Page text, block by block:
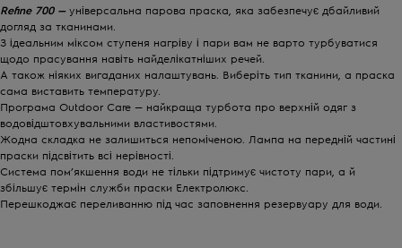
Refine 700 —універсальна парова праска, яка забезпечує дбайливий
догляд за тканинами.
З ідеальним міксом ступеня нагріву і пари вам не варто турбуватися
щодо прасування навіть найделікатніших речей.
А також ніяких вигаданих налаштувань. Виберіть тип тканини, а праска
сама виставить температуру.
Програма Outdoor Care — найкраща турбота про верхній одяг з
водовідштовхувальними властивостями.
Жодна складка не залишиться непоміченою. Лампа на передній частині
праски підсвітить всі нерівності.
Система пом’якшення води не тільки підтримує чистоту пари, а й
збільшує термін служби праски Електролюкс.
Перешкоджає переливанню під час заповнення резервуару для води.